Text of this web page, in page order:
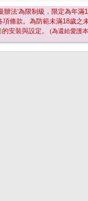
辦法'為限制級，限定為年滿
項條款。為防範未滿18歲之
的安裝與設定。 (為還給愛護